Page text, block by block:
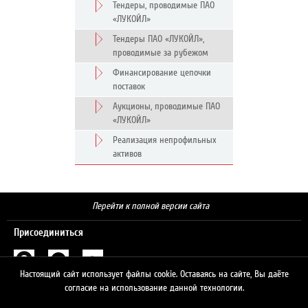
Тендеры, проводимые ПАО
«ЛУКОЙЛ»
Тендеры ПАО «ЛУКОЙЛ»,
проводимые за рубежом
Финансирование цепочки
поставок
Аукционы, проводимые ПАО
«ЛУКОЙЛ»
Реализация непрофильных
активов
Перейти к полной версии сайта
Присоединиться
Настоящий сайт использует файлы cookie. Оставаясь на сайте, Вы даёте
согласие на использование данной технологии.